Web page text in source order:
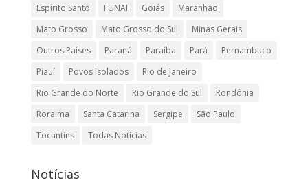
Espírito Santo
FUNAI Goiás
Maranhão
Mato Grosso
Mato Grosso do Sul
Minas Gerais
Outros Países
Paraná Paraíba Pará
Pernambuco
Piauí
Povos Isolados
Rio de Janeiro
Rio Grande do Norte
Rio Grande do Sul
Rondônia
Roraima
Santa Catarina Sergipe
São Paulo
Tocantins
Todas Notícias
Notícias